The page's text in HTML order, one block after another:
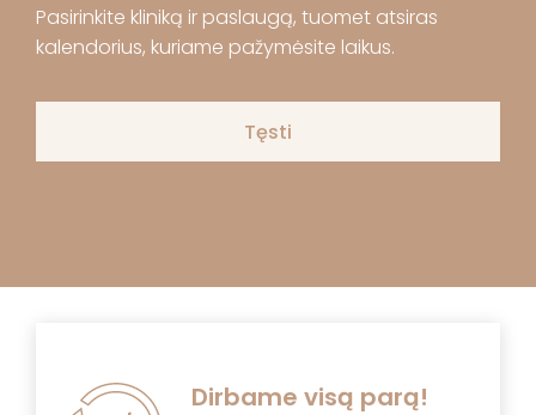
Pasirinkite kliniką ir paslaugą, tuomet atsiras
kalendorius, kuriame pažymėsite laikus.
Dirbame visą parą!